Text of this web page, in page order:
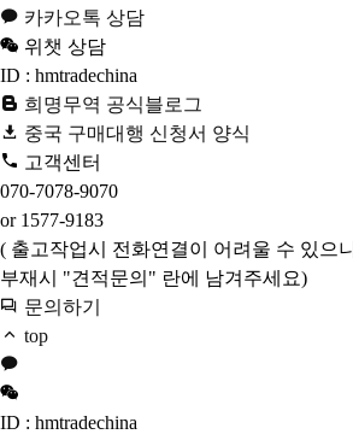
카카오톡 상담
위챗 상담
ID : hmtradechina
희명무역 공식블로그
중국 구매대행 신청서 양식
고객센터
070-7078-9070
or 1577-9183
( 출고작업시 전화연결이 어려울 수 있으니
부재시 "견적문의" 란에 남겨주세요)
문의하기
top
ID : hmtradechina